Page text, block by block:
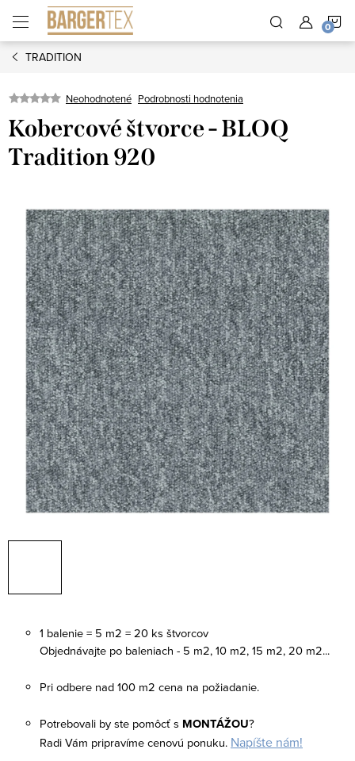
obsah
TRADITION
Neohodnotené Podrobnosti hodnotenia
Kobercové štvorce - BLOQ
Tradition 920
1 balenie = 5 m2 = 20 ks štvorcov
Objednávajte po baleniach - 5 m2, 10 m2, 15 m2, 20 m2...
Pri odbere nad 100 m2 cena na požiadanie.
Potrebovali by ste pomôcť s MONTÁŽOU?
Radi Vám pripravíme cenovú ponuku. Napíšte nám!